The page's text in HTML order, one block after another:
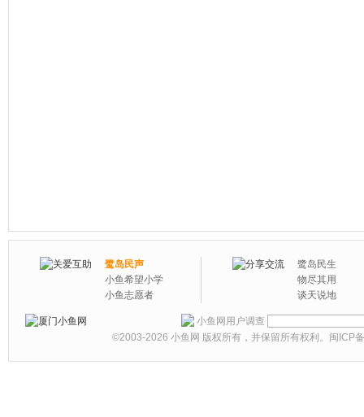
鹭岛民声
小鱼希望小学
小鱼志愿者
鹭岛民生
物尽其用
谈天说地
小鱼网用户调查
©2003-2026 小鱼网 版权所有，并保留所有权利。 闽ICP